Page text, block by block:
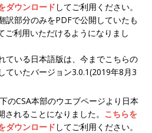
ダウンロード してご利用ください。
訳部分のみをPDFで公開していたも
ご利用いただけるようになりまし
ている日本語版は、今までこちらの
ていたバージョン3.0.1(2019年8月3
のCSA本部のウエブページより日本
されることになりました。 こちらを
ダウンロード してご利用ください。